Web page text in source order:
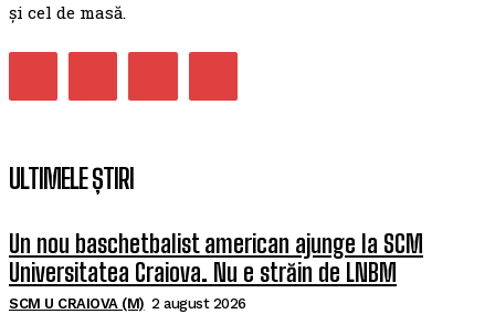
și cel de masă.
ULTIMELE ȘTIRI
Un nou baschetbalist american ajunge la SCM
Universitatea Craiova. Nu e străin de LNBM
SCM U CRAIOVA (M) 2 august 2026